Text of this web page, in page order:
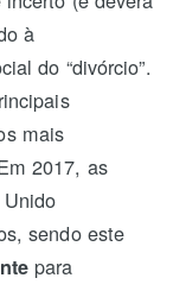
à
do “divórcio”.
mais
2017, as
sendo este
para